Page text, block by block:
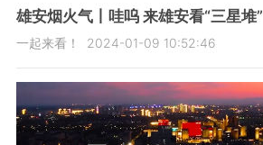
雄安烟火气丨哇呜 来雄安看“三星堆”
一起来看！ 2024-01-09 10:52:46